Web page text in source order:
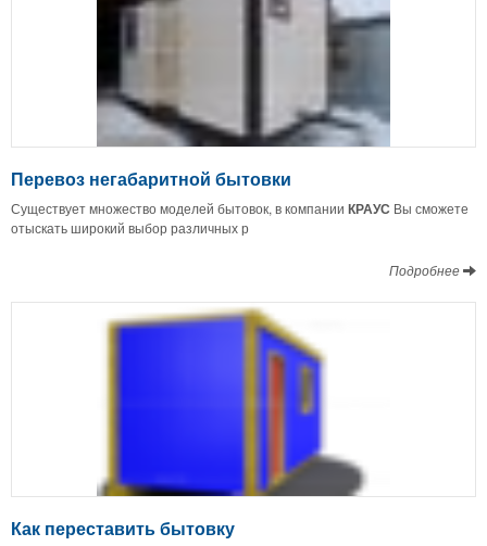
Перевоз негабаритной бытовки
Существует множество моделей бытовок, в компании КРАУС Вы сможете
отыскать широкий выбор различных р
Подробнее
Как переставить бытовку